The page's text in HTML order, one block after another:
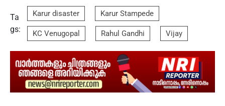
Ta
gs:
Karur disaster Karur Stampede
KC Venugopal Rahul Gandhi Vijay